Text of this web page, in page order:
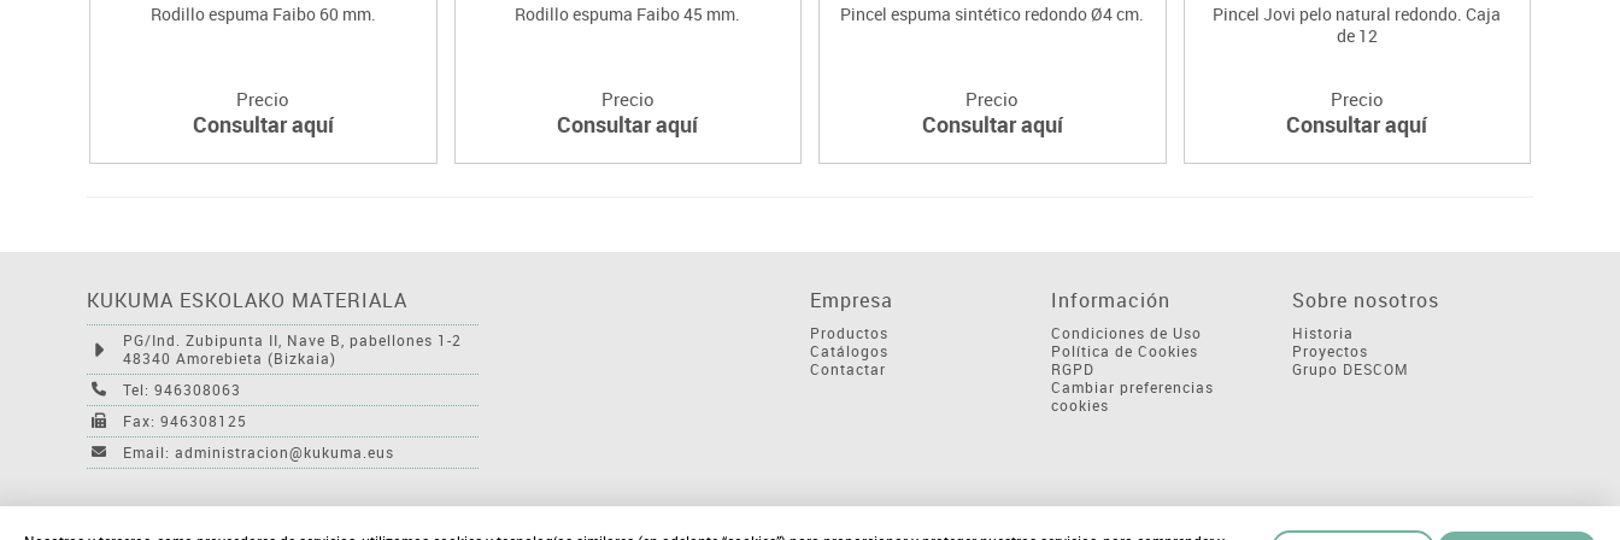
Rodillo espuma Faibo 60 mm.
Precio
Consultar aquí
Rodillo espuma Faibo 45 mm.
Precio
Consultar aquí
Pincel espuma sintético redondo Ø4 cm.
Precio
Consultar aquí
Pincel Jovi pelo natural redondo. Caja
de 12
Precio
Consultar aquí
KUKUMA ESKOLAKO MATERIALA
PG/Ind. Zubipunta II, Nave B, pabellones 1-2
48340 Amorebieta (Bizkaia)
Tel: 946308063
Fax: 946308125
Email: administracion@kukuma.eus
Empresa
Productos
Catálogos
Contactar
Información
Condiciones de Uso
Política de Cookies
RGPD
Cambiar preferencias
cookies
Sobre nosotros
Historia
Proyectos
Grupo DESCOM